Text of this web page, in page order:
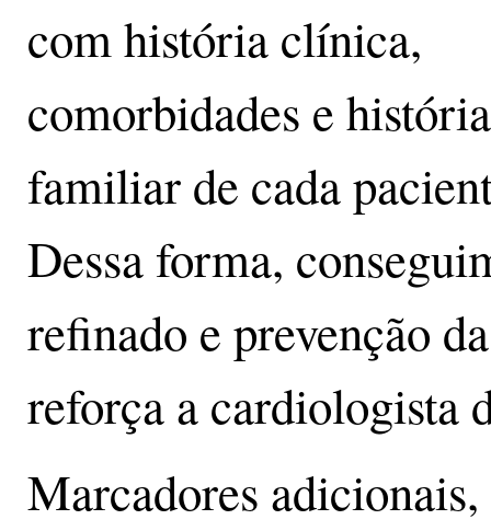
com história clínica,
comorbidades e história
familiar de cada
Dessa forma,
refinado e prevenção
reforça a cardiologista
Marcadores